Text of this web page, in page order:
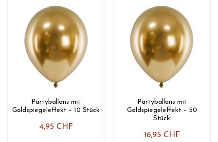
Partyballons mit
Goldspiegeleffekt – 10 Stück
4,95 CHF
Partyballons mit
Goldspiegeleffekt – 50
Stück
16,95 CHF